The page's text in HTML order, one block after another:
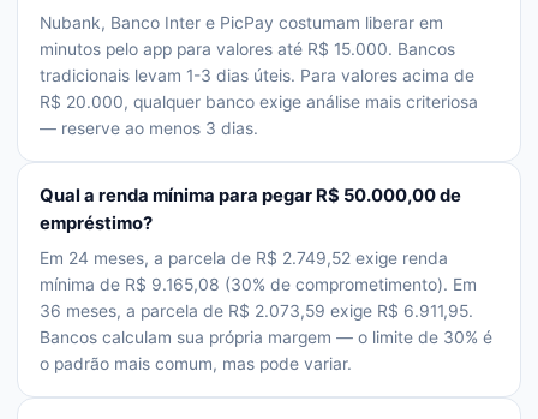
Nubank, Banco Inter e PicPay costumam liberar em
minutos pelo app para valores até R$ 15.000. Bancos
tradicionais levam 1-3 dias úteis. Para valores acima de
R$ 20.000, qualquer banco exige análise mais criteriosa
— reserve ao menos 3 dias.
Qual a renda mínima para pegar R$ 50.000,00 de
empréstimo?
Em 24 meses, a parcela de R$ 2.749,52 exige renda
mínima de R$ 9.165,08 (30% de comprometimento). Em
36 meses, a parcela de R$ 2.073,59 exige R$ 6.911,95.
Bancos calculam sua própria margem — o limite de 30% é
o padrão mais comum, mas pode variar.